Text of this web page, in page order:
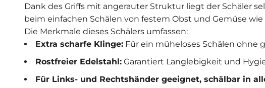
Dank des Griffs mit angerauter Struktur liegt der Schäler
beim einfachen Schälen von festem Obst und Gemüse
Die Merkmale dieses Schälers umfassen:
Extra scharfe Klinge: Für ein müheloses Schälen ohne
Rostfreier Edelstahl: Garantiert Langlebigkeit und
Für Links- und Rechtshänder geeignet, schälbar in